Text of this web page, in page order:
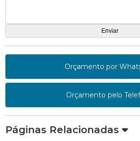
Orçamento por
Orçamento pelo
Páginas Relacionadas